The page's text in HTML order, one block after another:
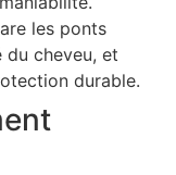
les ponts
du cheveu, et
durable.